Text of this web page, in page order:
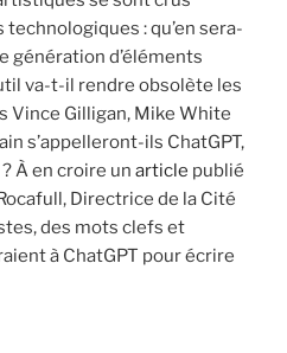
: qu’en sera-
génération d’éléments
va-t-il rendre obsolète les
Vince Gilligan, Mike White
s’appelleront-ils ChatGPT,
À en croire un article publié
Directrice de la Cité
des mots clefs et
à ChatGPT pour écrire